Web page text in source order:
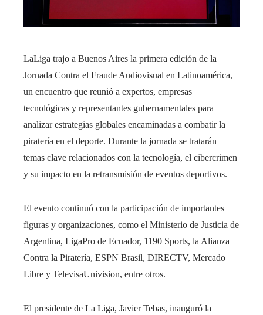
LaLiga trajo a Buenos Aires la primera edición de la
Jornada Contra el Fraude Audiovisual en Latinoamérica,
un encuentro que reunió a expertos, empresas
tecnológicas y representantes gubernamentales para
analizar estrategias globales encaminadas a combatir la
piratería en el deporte. Durante la jornada se tratarán
temas clave relacionados con la tecnología, el cibercrimen
y su impacto en la retransmisión de eventos deportivos.
El evento continuó con la participación de importantes
figuras y organizaciones, como el Ministerio de Justicia de
Argentina, LigaPro de Ecuador, 1190 Sports, la Alianza
Contra la Piratería, ESPN Brasil, DIRECTV, Mercado
Libre y TelevisaUnivision, entre otros.
El presidente de La Liga, Javier Tebas, inauguró la